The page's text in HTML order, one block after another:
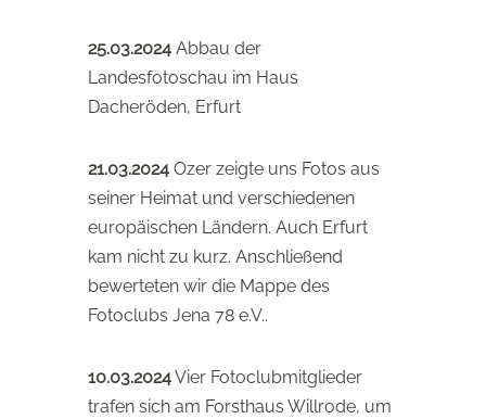
25.03.2024Abbau der
Landesfotoschau im Haus
Dacheröden, Erfurt
21.03.2024Ozer zeigte uns Fotos aus
seiner Heimat und verschiedenen
europäischen Ländern. Auch Erfurt
kam nicht zu kurz. Anschließend
bewerteten wir die Mappe des
Fotoclubs Jena 78 e.V..
10.03.2024Vier Fotoclubmitglieder
trafen sich am Forsthaus Willrode, um